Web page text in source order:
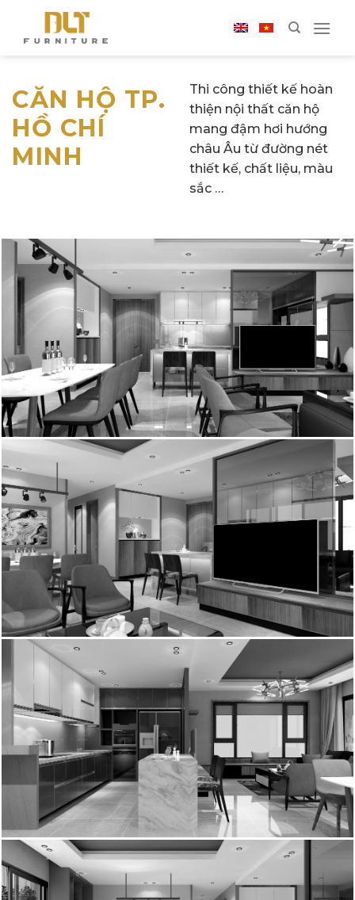
CĂN HỘ TP.
HỒ CHÍ
MINH
Thi công thiết kế hoàn
thiện nội thất căn hộ
mang đậm hơi hướng
châu Âu từ đường nét
thiết kế, chất liệu, màu
sắc …